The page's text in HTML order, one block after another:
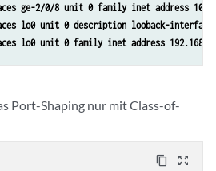
ge-2/0/8 unit 0 family inet address
lo0 unit 0 description looback-interface
lo0 unit 0 family inet address
Port-Shaping nur mit Class-of-
content_copy zoom_out_map